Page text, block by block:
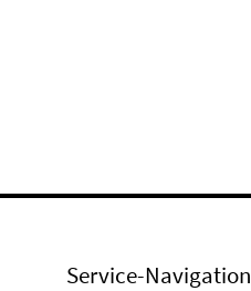
Service-Navigation